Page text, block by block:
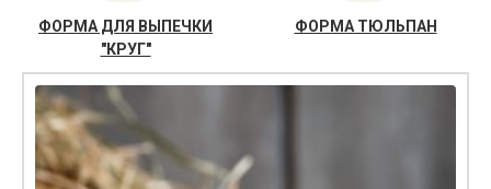
ФОРМА ДЛЯ ВЫПЕЧКИ
"КРУГ"
ФОРМА ТЮЛЬПАН